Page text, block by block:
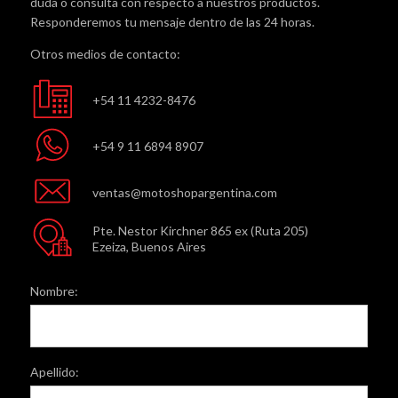
Responderemos tu mensaje dentro de las 24 horas.
Otros medios de contacto:
+54 11 4232-8476
+54 9 11 6894 8907
ventas@motoshopargentina.com
Pte. Nestor Kirchner 865 ex (Ruta 205)
Ezeiza, Buenos Aires
Nombre:
Apellido: